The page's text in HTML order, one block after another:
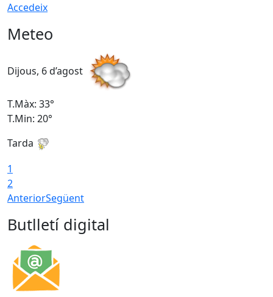
Accedeix
Meteo
Dijous, 6 d’agost
T.Màx: 33°
T.Min: 20°
Tarda
1
2
AnteriorSegüent
Butlletí digital